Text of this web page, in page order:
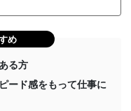
め
る方
ード感をもって仕事に